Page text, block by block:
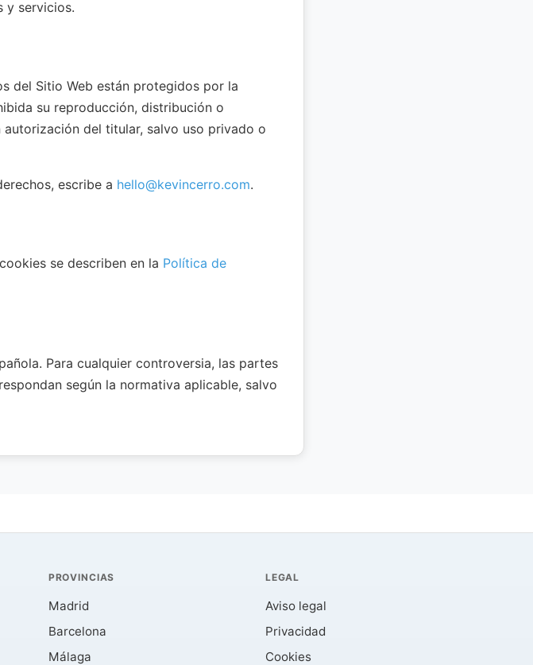
y servicios.
del Sitio Web están protegidos por la
su reproducción, distribución o
del titular, salvo uso privado o
escribe a hello@kevincerro.com.
se describen en la Política de
Para cualquier controversia, las partes
según la normativa aplicable, salvo
PROVINCIAS
Madrid
Barcelona
Málaga
LEGAL
Aviso legal
Privacidad
Cookies